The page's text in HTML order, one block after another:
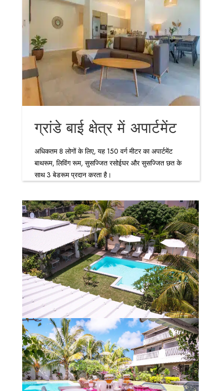
ग्रांडे बाई क्षेत्र में अपार्टमेंट
अधिकतम 8 लोगों के लिए, यह 150 वर्ग मीटर का अपार्टमेंट
बाथरूम, लिविंग रूम, सुसज्जित रसोईघर और सुसज्जित छत के
साथ 3 बेडरूम प्रदान करता है।